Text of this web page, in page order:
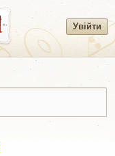
Увійти